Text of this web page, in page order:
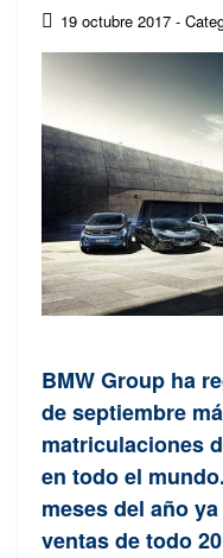
19 octubre 2017 -
BMW Group ha
de septiembre
matriculaciones
en todo el
meses del año
ventas de todo